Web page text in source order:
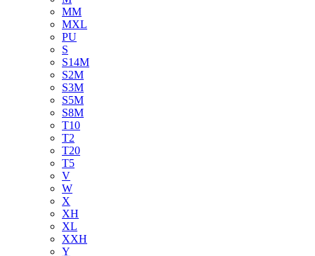
MM
MXL
PU
S
S14M
S2M
S3M
S5M
S8M
T10
T2
T20
T5
V
W
X
XH
XL
XXH
Y